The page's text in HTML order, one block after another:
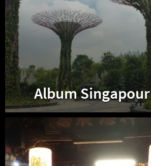
Album Singapour
Album
Taïwan